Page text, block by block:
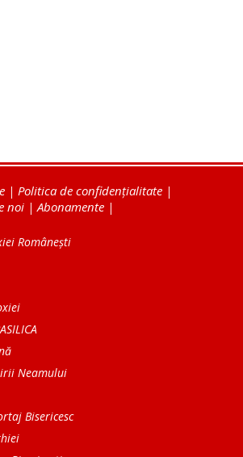
| Politica de confidențialitate |
noi |Abonamente |
Românești
Neamului
Bisericesc